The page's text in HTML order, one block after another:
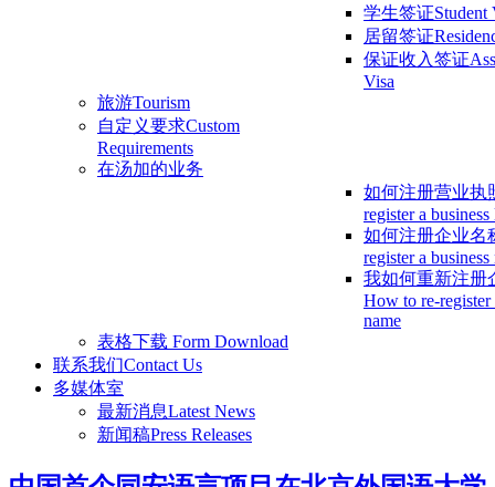
学生签证Student
居留签证
保证收入签证
Visa
旅游Tourism
自定义要求Custom
Requirements
在汤加的业务
如何注册营业执
register a business
如何注册企业名
register a business
我如何重新注册
How to re-register
name
表格下载 Form Download
联系我们Contact Us
多媒体室
最新消息Latest News
新闻稿Press Releases